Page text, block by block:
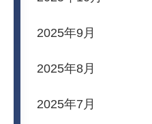
2025年9月
2025年8月
2025年7月